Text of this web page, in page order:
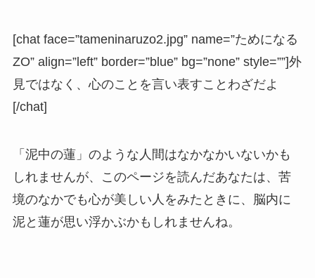
[chat face=”tameninaruzo2.jpg” name=”ためになる
ZO” align=”left” border=”blue” bg=”none” style=””]外
見ではなく、心のことを言い表すことわざだよ
[/chat]
「泥中の蓮」のような人間はなかなかいないかも
しれませんが、このページを読んだあなたは、苦
境のなかでも心が美しい人をみたときに、脳内に
泥と蓮が思い浮かぶかもしれませんね。